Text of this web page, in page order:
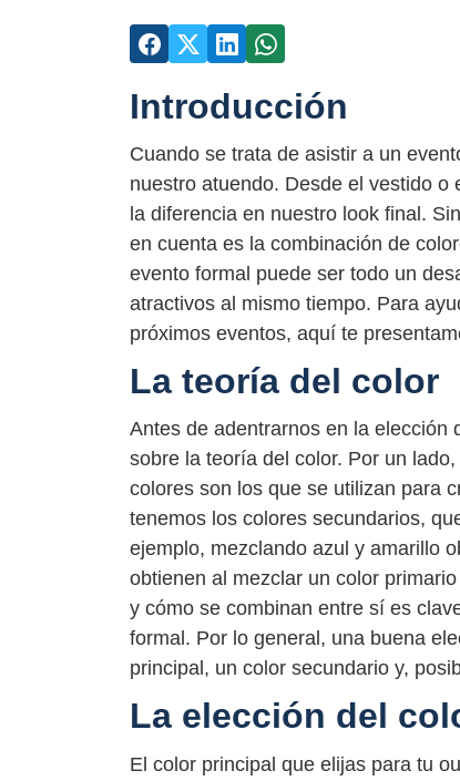
Introducción
Cuando se trata de asistir a un
nuestro atuendo. Desde el vestido
la diferencia en nuestro look final.
en cuenta es la combinación de
evento formal puede ser todo un
atractivos al mismo tiempo. Para
próximos eventos, aquí te
La teoría del color
Antes de adentrarnos en la elección
sobre la teoría del color. Por un
colores son los que se utilizan para
tenemos los colores secundarios,
ejemplo, mezclando azul y amarillo
obtienen al mezclar un color
y cómo se combinan entre sí es
formal. Por lo general, una buena
principal, un color secundario y,
La elección del
El color principal que elijas para tu